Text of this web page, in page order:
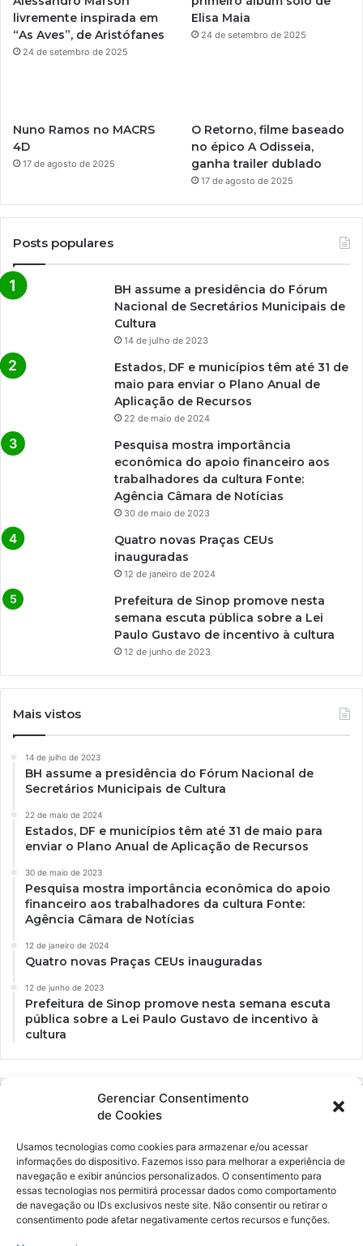
Gerenciar Consentimento
de Cookies
Usamos tecnologias como cookies para armazenar e/ou acessar
informações do dispositivo. Fazemos isso para melhorar a experiência de
navegação e exibir anúncios personalizados. O consentimento para
essas tecnologias nos permitirá processar dados como comportamento
de navegação ou IDs exclusivos neste site. Não consentir ou retirar o
consentimento pode afetar negativamente certos recursos e funções.
livremente inspirada em
“As Aves”, de Aristófanes
24 de setembro de 2025
Elisa Maia
24 de setembro de 2025
Nuno Ramos no MACRS
4D
17 de agosto de 2025
O Retorno, filme baseado
no épico A Odisseia,
ganha trailer dublado
17 de agosto de 2025
Posts populares
BH assume a presidência do Fórum
Nacional de Secretários Municipais de
Cultura
14 de julho de 2023
Estados, DF e municípios têm até 31 de
maio para enviar o Plano Anual de
Aplicação de Recursos
22 de maio de 2024
Pesquisa mostra importância
econômica do apoio financeiro aos
trabalhadores da cultura Fonte:
Agência Câmara de Notícias
30 de maio de 2023
Quatro novas Praças CEUs
inauguradas
12 de janeiro de 2024
Prefeitura de Sinop promove nesta
semana escuta pública sobre a Lei
Paulo Gustavo de incentivo à cultura
12 de junho de 2023
Mais vistos
14 de julho de 2023
BH assume a presidência do Fórum Nacional de
Secretários Municipais de Cultura
22 de maio de 2024
Estados, DF e municípios têm até 31 de maio para
enviar o Plano Anual de Aplicação de Recursos
30 de maio de 2023
Pesquisa mostra importância econômica do apoio
financeiro aos trabalhadores da cultura Fonte:
Agência Câmara de Notícias
12 de janeiro de 2024
Quatro novas Praças CEUs inauguradas
12 de junho de 2023
Prefeitura de Sinop promove nesta semana escuta
pública sobre a Lei Paulo Gustavo de incentivo à
cultura
Ockara é uma plataforma multicultural e criativa. Nossa proposta é
oferecer o máximo de ferramentas para realizadores e
gerenciadores de espaços criativos e culturais.